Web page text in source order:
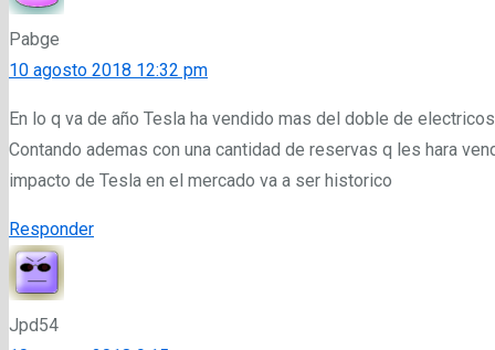
Pabge
10 agosto 2018 12:32 pm
En lo q va de año Tesla ha vendido mas del doble de
Contando ademas con una cantidad de reservas q les hara
impacto de Tesla en el mercado va a ser historico
Responder
Jpd54